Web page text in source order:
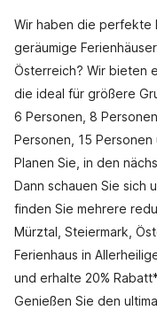
Wir haben die perfekte
geräumige
Österreich? Wir bieten
die ideal für größere
6 Personen, 8
Personen, 15
Planen Sie, in den
Dann schauen Sie sich
finden Sie mehrere
Mürztal, Steiermark,
Ferienhaus in
und erhalte 20%
Genießen Sie den